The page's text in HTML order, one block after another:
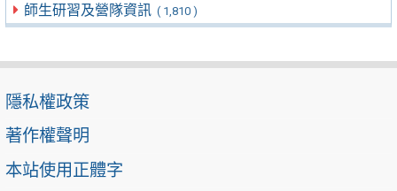
師生研習及營隊資訊 ( 1,810 )
隱私權政策
著作權聲明
本站使用正體字